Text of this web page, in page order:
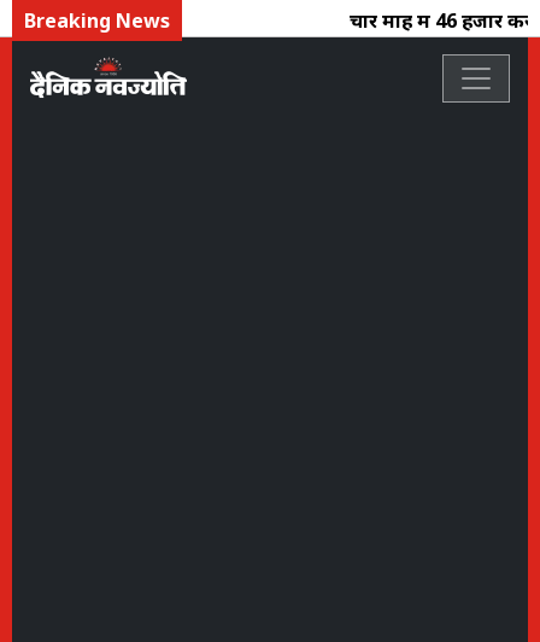
Breaking News चार माह में 46 हजार